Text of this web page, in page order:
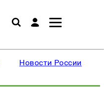
Новости России